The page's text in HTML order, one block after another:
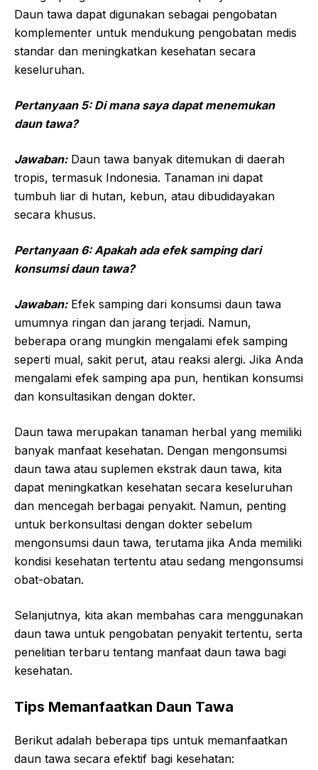
Daun tawa dapat digunakan sebagai pengobatan
komplementer untuk mendukung pengobatan medis
standar dan meningkatkan kesehatan secara
keseluruhan.
Pertanyaan 5: Di mana saya dapat menemukan
daun tawa?
Jawaban:Daun tawa banyak ditemukan di daerah
tropis, termasuk Indonesia. Tanaman ini dapat
tumbuh liar di hutan, kebun, atau dibudidayakan
secara khusus.
Pertanyaan 6: Apakah ada efek samping dari
konsumsi daun tawa?
Jawaban:Efek samping dari konsumsi daun tawa
umumnya ringan dan jarang terjadi. Namun,
beberapa orang mungkin mengalami efek samping
seperti mual, sakit perut, atau reaksi alergi. Jika Anda
mengalami efek samping apa pun, hentikan konsumsi
dan konsultasikan dengan dokter.
Daun tawa merupakan tanaman herbal yang memiliki
banyak manfaat kesehatan. Dengan mengonsumsi
daun tawa atau suplemen ekstrak daun tawa, kita
dapat meningkatkan kesehatan secara keseluruhan
dan mencegah berbagai penyakit. Namun, penting
untuk berkonsultasi dengan dokter sebelum
mengonsumsi daun tawa, terutama jika Anda memiliki
kondisi kesehatan tertentu atau sedang mengonsumsi
obat-obatan.
Selanjutnya, kita akan membahas cara menggunakan
daun tawa untuk pengobatan penyakit tertentu, serta
penelitian terbaru tentang manfaat daun tawa bagi
kesehatan.
Tips Memanfaatkan Daun Tawa
Berikut adalah beberapa tips untuk memanfaatkan
daun tawa secara efektif bagi kesehatan: